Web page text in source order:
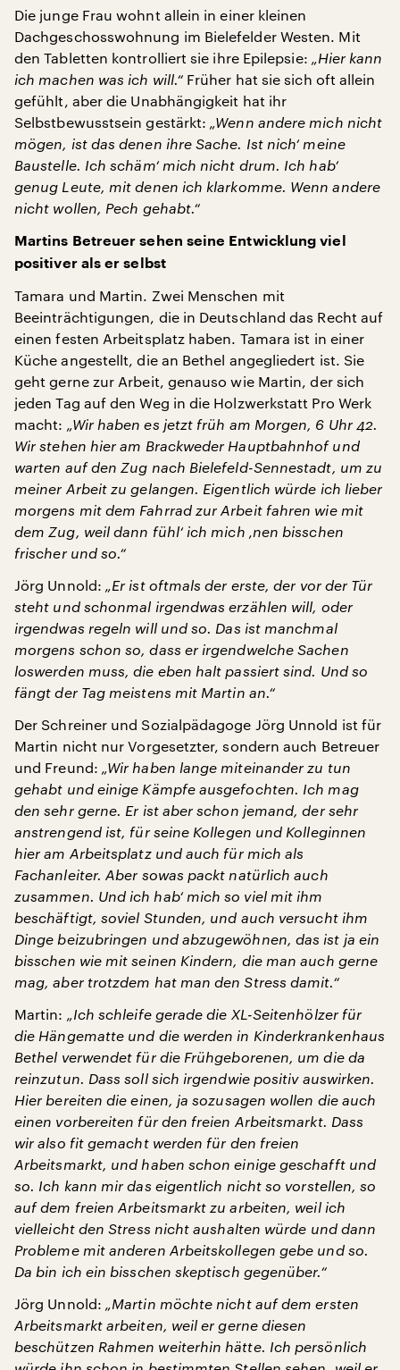
Die junge Frau wohnt allein in einer kleinen
Dachgeschosswohnung im Bielefelder Westen. Mit
den Tabletten kontrolliert sie ihre Epilepsie: „Hier kann
ich machen was ich will.“ Früher hat sie sich oft allein
gefühlt, aber die Unabhängigkeit hat ihr
Selbstbewusstsein gestärkt: „Wenn andere mich nicht
mögen, ist das denen ihre Sache. Ist nich‘ meine
Baustelle. Ich schäm‘ mich nicht drum. Ich hab‘
genug Leute, mit denen ich klarkomme. Wenn andere
nicht wollen, Pech gehabt.“
Martins Betreuer sehen seine Entwicklung viel
positiver als er selbst
Tamara und Martin. Zwei Menschen mit
Beeinträchtigungen, die in Deutschland das Recht auf
einen festen Arbeitsplatz haben. Tamara ist in einer
Küche angestellt, die an Bethel angegliedert ist. Sie
geht gerne zur Arbeit, genauso wie Martin, der sich
jeden Tag auf den Weg in die Holzwerkstatt Pro Werk
macht: „Wir haben es jetzt früh am Morgen, 6 Uhr 42.
Wir stehen hier am Brackweder Hauptbahnhof und
warten auf den Zug nach Bielefeld-Sennestadt, um zu
meiner Arbeit zu gelangen. Eigentlich würde ich lieber
morgens mit dem Fahrrad zur Arbeit fahren wie mit
dem Zug, weil dann fühl‘ ich mich ‚nen bisschen
frischer und so.“
Jörg Unnold: „Er ist oftmals der erste, der vor der Tür
steht und schonmal irgendwas erzählen will, oder
irgendwas regeln will und so. Das ist manchmal
morgens schon so, dass er irgendwelche Sachen
loswerden muss, die eben halt passiert sind. Und so
fängt der Tag meistens mit Martin an.“
Der Schreiner und Sozialpädagoge Jörg Unnold ist für
Martin nicht nur Vorgesetzter, sondern auch Betreuer
und Freund: „Wir haben lange miteinander zu tun
gehabt und einige Kämpfe ausgefochten. Ich mag
den sehr gerne. Er ist aber schon jemand, der sehr
anstrengend ist, für seine Kollegen und Kolleginnen
hier am Arbeitsplatz und auch für mich als
Fachanleiter. Aber sowas packt natürlich auch
zusammen. Und ich hab‘ mich so viel mit ihm
beschäftigt, soviel Stunden, und auch versucht ihm
Dinge beizubringen und abzugewöhnen, das ist ja ein
bisschen wie mit seinen Kindern, die man auch gerne
mag, aber trotzdem hat man den Stress damit.“
Martin: „Ich schleife gerade die XL-Seitenhölzer für
die Hängematte und die werden in Kinderkrankenhaus
Bethel verwendet für die Frühgeborenen, um die da
reinzutun. Dass soll sich irgendwie positiv auswirken.
Hier bereiten die einen, ja sozusagen wollen die auch
einen vorbereiten für den freien Arbeitsmarkt. Dass
wir also fit gemacht werden für den freien
Arbeitsmarkt, und haben schon einige geschafft und
so. Ich kann mir das eigentlich nicht so vorstellen, so
auf dem freien Arbeitsmarkt zu arbeiten, weil ich
vielleicht den Stress nicht aushalten würde und dann
Probleme mit anderen Arbeitskollegen gebe und so.
Da bin ich ein bisschen skeptisch gegenüber.“
Jörg Unnold: „Martin möchte nicht auf dem ersten
Arbeitsmarkt arbeiten, weil er gerne diesen
beschützen Rahmen weiterhin hätte. Ich persönlich